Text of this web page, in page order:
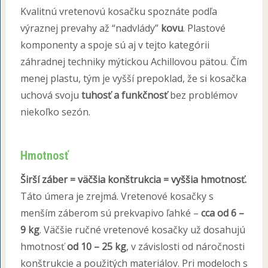
Kvalitnú vretenovú kosačku spoznáte podľa
výraznej prevahy až “nadvlády” kovu. Plastové
komponenty a spoje sú aj v tejto kategórii
záhradnej techniky mýtickou Achillovou pätou. Čím
menej plastu, tým je vyšší prepoklad, že si kosačka
uchová svoju tuhosť a funkčnosťbez problémov
niekoľko sezón.
Hmotnosť
Širší záber = väčšia konštrukcia = vyššia hmotnosť.
Táto úmera je zrejmá. Vretenové kosačky s
menším záberom sú prekvapivo ľahké – cca od 6 –
9 kg. Väčšie ručné vretenové kosačky už dosahujú
hmotnosťod 10 – 25 kg, v závislosti od náročnosti
konštrukcie a použitých materiálov. Pri modeloch s